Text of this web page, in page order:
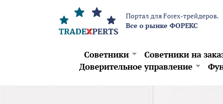
Перейти к основному содержанию
Портал для Forex-трейдеров.
Все о рынке ФОРЕКС
Советники Советники на
Доверительное управление